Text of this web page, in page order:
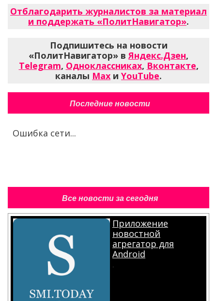
Отблагодарить журналистов за материал
и поддержать «ПолитНавигатор».
Подпишитесь на новости
«ПолитНавигатор» вЯндекс.Дзен,
Telegram, Одноклассниках, Вконтакте,
каналы Max и YouTube.
Последние новости
Ошибка сети...
Все новости за сегодня
Приложение
новостной
агрегатор для
Android
.